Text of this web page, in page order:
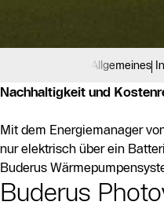
Allgemeines
Nachhaltigkeit und
Mit dem Energiemanager
nur elektrisch über ein
Buderus
Buderus